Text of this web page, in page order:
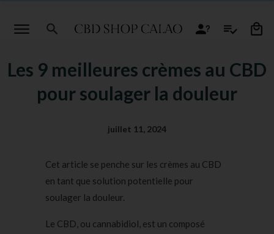
Les 9 meilleures crèmes au CBD
pour soulager la douleur
juillet 11, 2024
Cet article se penche sur les crèmes au CBD
en tant que solution potentielle pour
soulager la douleur.
Le CBD, ou cannabidiol, est un composé